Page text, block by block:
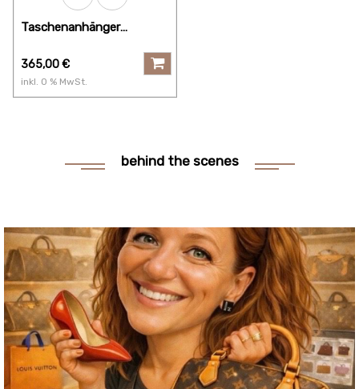
Taschenanhänger
camouflage
365,00€
inkl. 0 % MwSt.
behind the scenes